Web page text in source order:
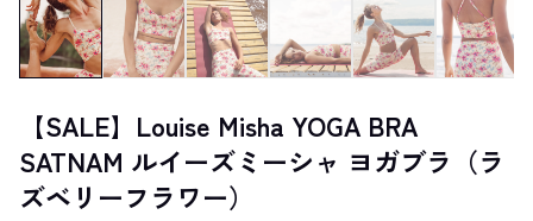
【SALE】Louise Misha YOGA BRA
SATNAM ルイーズミーシャ ヨガブラ（ラ
ズベリーフラワー）